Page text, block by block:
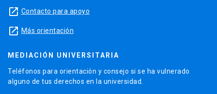
launch Contacto para apoyo
launch Más orientación
MEDIACIÓN UNIVERSITARIA
Teléfonos para orientación y consejo si se ha vulnerado
alguno de tus derechos en la universidad.